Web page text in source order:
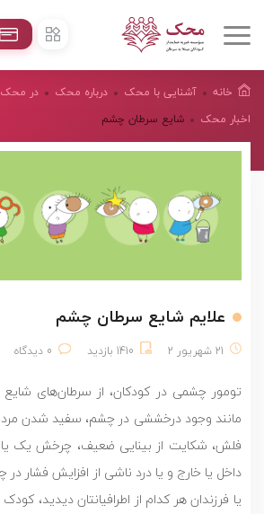
خانه آشنایی با محک درباره محک
در
اخبار محک
شایع سرطان چشم
علایم شایع سرطان چشم
21 شهریور 2 1410 بازدید 0 دیدگاه
تومور چشمی در کودکان، از سرطان‌های
مانند وجود درخششی در چشم، سفید شدن
فلش، شکایت از بینایی ضعیف، چرخش یک
داخل یا خارج و یا درد ناشی از افزایش فشار در
یا فرزندان هر کدام از اطرافیانتان دیدید،